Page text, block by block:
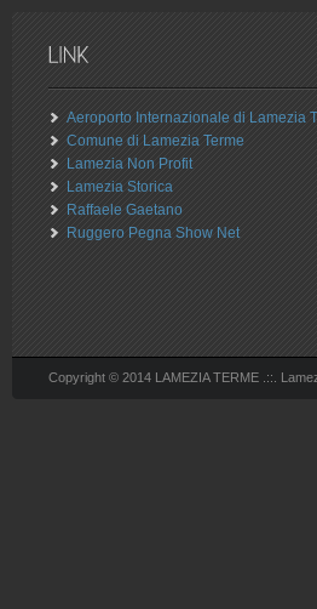
Aeroporto Internazionale di Lamezia
Comune di Lamezia Terme
Lamezia Non Profit
Lamezia Storica
Raffaele Gaetano
Ruggero Pegna Show Net
Copyright © 2014 LAMEZIA TERME .::.